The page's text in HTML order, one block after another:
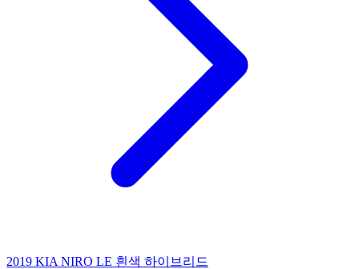
2019 KIA NIRO LE 흰색 하이브리드